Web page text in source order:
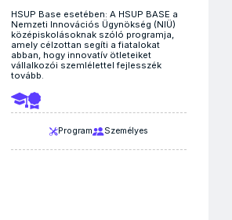
HSUP Base esetében: A HSUP BASE a
Nemzeti Innovációs Ügynökség (NIÜ)
középiskolásoknak szóló programja,
amely célzottan segíti a fiatalokat
abban, hogy innovatív ötleteiket
vállalkozói szemlélettel fejlesszék
tovább.
Program Személyes